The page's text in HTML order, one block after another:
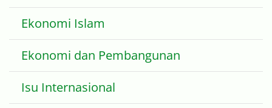
Ekonomi Islam
Ekonomi dan Pembangunan
Isu Internasional